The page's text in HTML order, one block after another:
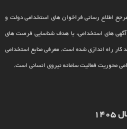
اطلاع رسانی فراخوان های استخدامی دولت و
های استخدامی، با هدف شناسایی فرصت های
کار راه اندازی شده است. معرفی منابع استخدامی
محوریت فعالیت سامانه نیروی انسانی است.